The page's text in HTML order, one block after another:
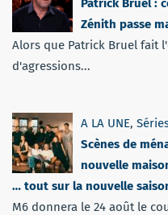
Zénith passe
Alors que Patrick Bruel fait
d'agressions...
A LA UNE,
Scènes de
nouvelle
… tout sur la nouvelle
M6 donnera le 24 août le